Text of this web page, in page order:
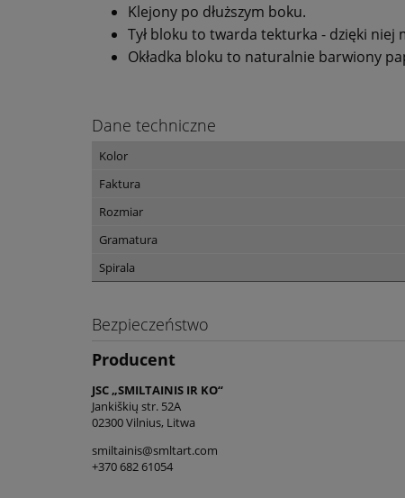
Klejony po dłuższym boku.
Tył bloku to twarda tekturka - dzięki niej
Okładka bloku to naturalnie barwiony
Dane techniczne
Kolor
Faktura
Rozmiar
Gramatura
Spirala
Bezpieczeństwo
Producent
JSC „SMILTAINIS IR KO“
Jankiškių str. 52A
02300 Vilnius, Litwa
smiltainis@smltart.com
+370 682 61054